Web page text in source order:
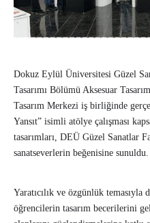
Dokuz Eylül Üniversitesi Güzel
Tasarımı Bölümü Aksesuar
Tasarım Merkezi iş birliğinde
Yansıt” isimli atölye çalışması
tasarımları, DEÜ Güzel Sanatlar
sanatseverlerin beğenisine sunuldu.
Yaratıcılık ve özgünlük temasıyla
öğrencilerin tasarım becerilerini